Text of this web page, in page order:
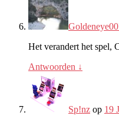
Het verandert het spel,
Antwoorden ↓
Sp!nz op 19